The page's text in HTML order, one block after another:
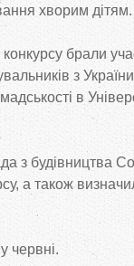
хворим дітям.
брали
з
в
з будівництва
а також
червні.